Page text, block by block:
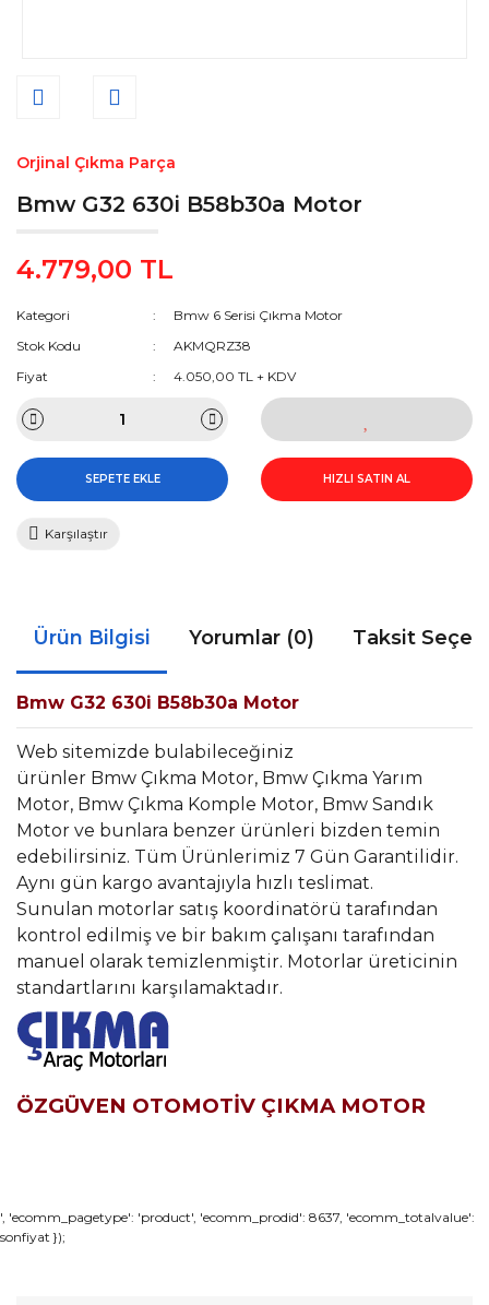
Orjinal Çıkma Parça
Bmw G32 630i B58b30a Motor
4.779,00 TL
Kategori
Bmw 6 Serisi Çıkma Motor
Stok Kodu
AKMQRZ38
Fiyat
4.050,00 TL + KDV
SEPETE EKLE HIZLI SATIN AL
Karşılaştır
Ürün Bilgisi Yorumlar (0) Taksit
Bmw G32 630i B58b30a Motor
Web sitemizde bulabileceğiniz
ürünler Bmw Çıkma Motor, Bmw Çıkma Yarım
Motor, Bmw Çıkma Komple Motor, Bmw Sandık
Motor ve bunlara benzer ürünleri bizden temin
edebilirsiniz. Tüm Ürünlerimiz 7 Gün Garantilidir.
Aynı gün kargo avantajıyla hızlı teslimat.
Sunulan motorlar satış koordinatörü tarafından
kontrol edilmiş ve bir bakım çalışanı tarafından
manuel olarak temizlenmiştir. Motorlar üreticinin
standartlarını karşılamaktadır.
ÖZGÜVEN OTOMOTİV ÇIKMA MOTOR
Bu ürünün fiyat bilgisi, resim, ürün açıklamalarında ve diğer
konularda yetersiz gördüğünüz noktaları öneri formunu
', 'ecomm_pagetype': 'product', 'ecomm_prodid': 8637, 'ecomm_totalvalue':
sonfiyat });